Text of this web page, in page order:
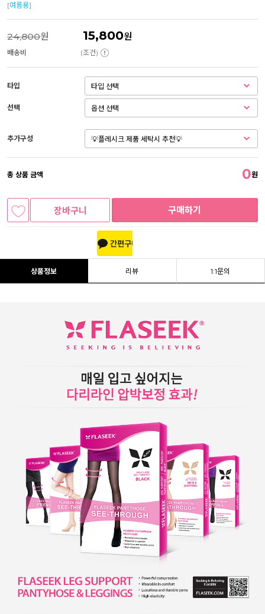
[여름용]
24,800원 15,800원
배송비 (조건)
타입
선택
추가구성
총 상품 금액 0원
장바구니 구매하기
상품정보 리뷰 1:1문의